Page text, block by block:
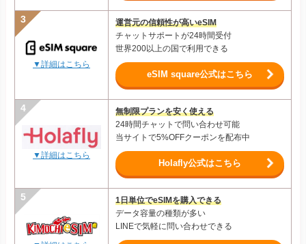
▼詳細はこちら
運営元の信頼性が高いeSIM
チャットサポートが24時間受付
世界200以上の国で利用できる
eSIM square公式はこちら
▼詳細はこちら
無制限プランを安く使える
24時間チャットで問い合わせ可能
当サイトで5%OFFクーポンを配布中
Holafly公式はこちら
1日単位でeSIMを購入できる
データ容量の種類が多い
LINEで気軽に問い合わせできる